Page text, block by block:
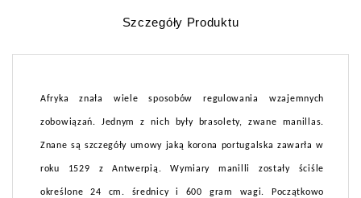
Szczegóły Produktu
Afryka znała wiele sposobów regulowania wzajemnych
zobowiązań. Jednym z nich były brasolety, zwane manillas.
Znane są szczegóły umowy jaką korona portugalska zawarła w
roku 1529 z Antwerpią. Wymiary manilli zostały ściśle
określone 24 cm. średnicy i 600 gram wagi. Początkowo